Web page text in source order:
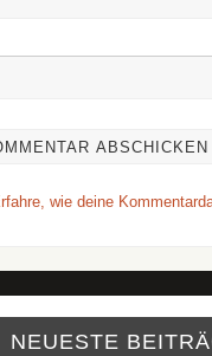
wie deine
NEUESTE